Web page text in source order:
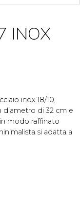
INOX
inox 18/10,
diametro di 32 cm e
modo raffinato
si adatta a